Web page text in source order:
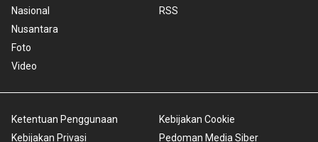
Nasional
Nusantara
Foto
Video
RSS
Ketentuan Penggunaan
Kebijakan Privasi
Kebijakan Cookie
Pedoman Media Siber